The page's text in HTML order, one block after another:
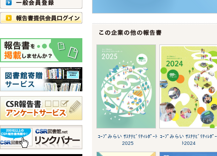
ｺｰﾌﾟみらい ｻｽﾃﾅﾋﾞﾘﾃｨﾚﾎﾟｰﾄ
2025
ｺｰﾌﾟみらい ｻｽﾃﾅﾋﾞﾘﾃｨﾚﾎﾟｰ
ﾄ2024